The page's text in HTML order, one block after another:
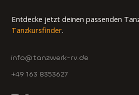
Entdecke jetzt deinen passenden
Tanzkursfinder.
info@tanzwerk-rv.de
+49 163 8353627